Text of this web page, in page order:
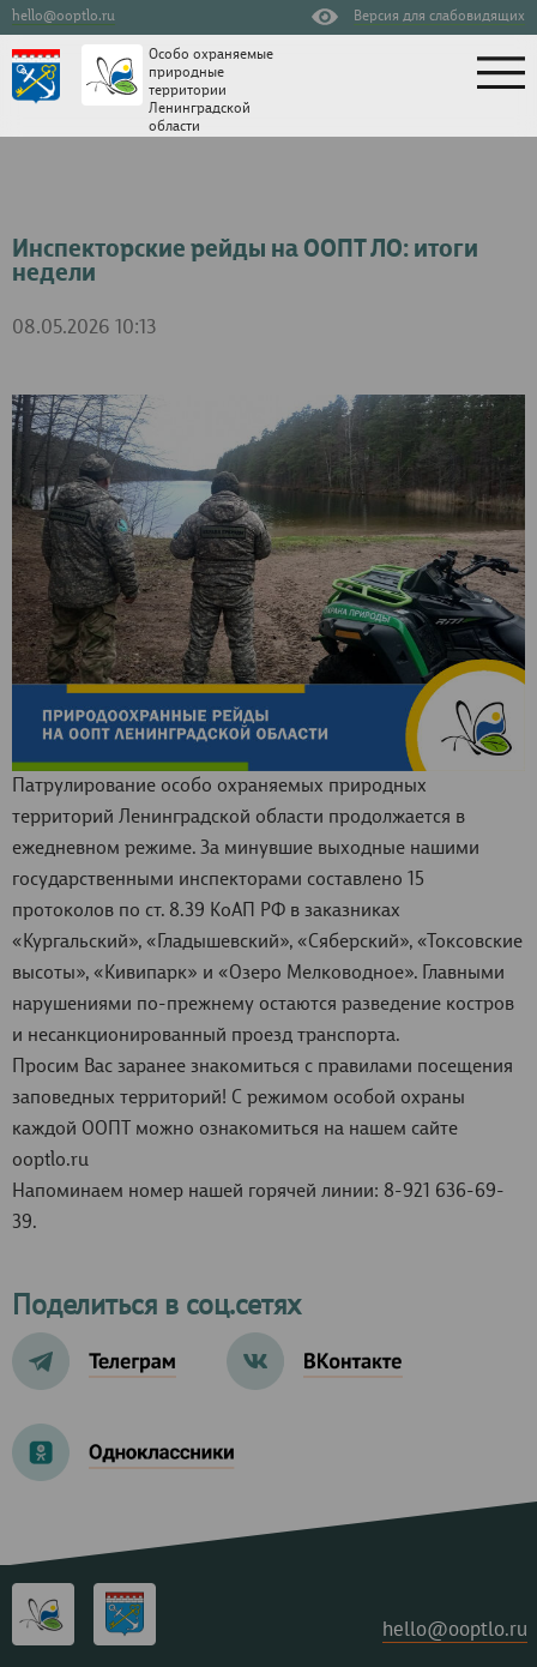
hello@ooptlo.ru Версия для слабовидящих
Особо охраняемые
природные
территории
Ленинградской
области
Инспекторские рейды на ООПТ ЛО: итоги
недели
08.05.2026 10:13
Патрулирование особо охраняемых природных
территорий Ленинградской области продолжается в
ежедневном режиме. За минувшие выходные нашими
государственными инспекторами составлено 15
протоколов по ст. 8.39 КоАП РФ в заказниках
«Кургальский», «Гладышевский», «Сяберский», «Токсовские
высоты», «Кивипарк» и «Озеро Мелководное». Главными
нарушениями по-прежнему остаются разведение костров
и несанкционированный проезд транспорта.
Просим Вас заранее знакомиться с правилами посещения
заповедных территорий! С режимом особой охраны
каждой ООПТ можно ознакомиться на нашем сайте
ooptlo.ru
Напоминаем номер нашей горячей линии: 8-921 636-69-
39.
Поделиться в соц.сетях
hello@ooptlo.ru